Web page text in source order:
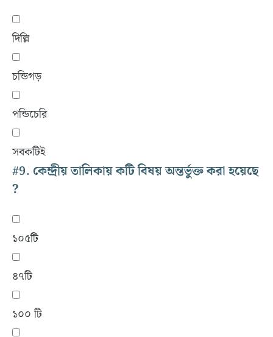
দিল্লি
চন্ডিগড়
পন্ডিচেরি
সবকটিই
#9. কেন্দ্রীয় তালিকায় কটি বিষয় অন্তর্ভুক্ত করা হয়েছে
?
১০৫টি
৪৭টি
১০০ টি